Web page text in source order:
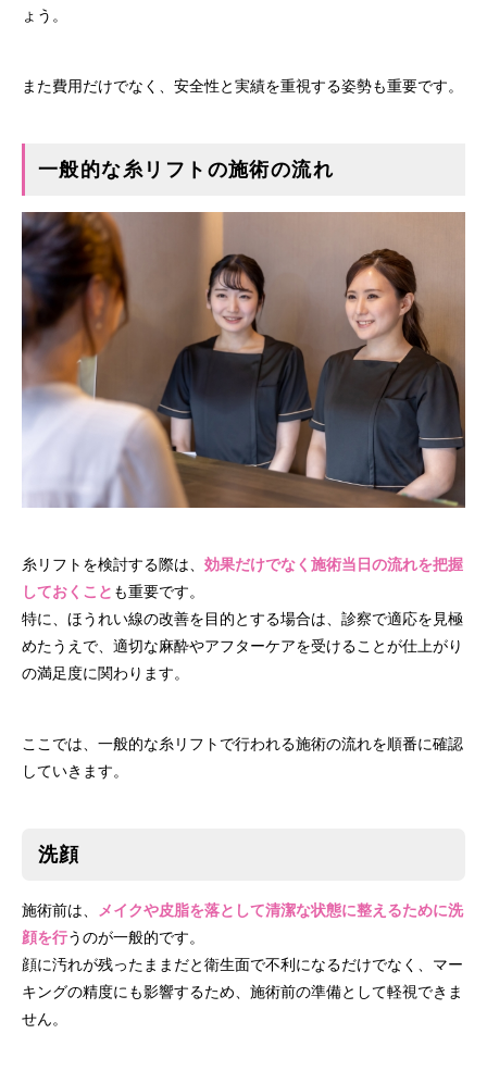
ょう。
また費用だけでなく、安全性と実績を重視する姿勢も重要です。
一般的な糸リフトの施術の流れ
糸リフトを検討する際は、 効果だけでなく施術当日の流れを把握
しておくこと も重要です。
特に、ほうれい線の改善を目的とする場合は、診察で適応を見極
めたうえで、適切な麻酔やアフターケアを受けることが仕上がり
の満足度に関わります。
ここでは、一般的な糸リフトで行われる施術の流れを順番に確認
していきます。
洗顔
施術前は、 メイクや皮脂を落として清潔な状態に整えるために洗
顔を行うのが一般的です。
顔に汚れが残ったままだと衛生面で不利になるだけでなく、マー
キングの精度にも影響するため、施術前の準備として軽視できま
せん。